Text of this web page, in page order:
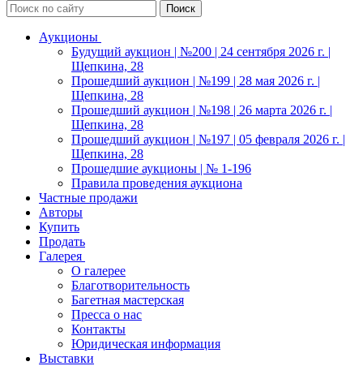
Аукционы
Будущий аукцион | №200 | 24 сентября 2026 г. |
Щепкина, 28
Прошедший аукцион | №199 | 28 мая 2026 г. |
Щепкина, 28
Прошедший аукцион | №198 | 26 марта 2026 г. |
Щепкина, 28
Прошедший аукцион | №197 | 05 февраля 2026 г. |
Щепкина, 28
Прошедшие аукционы | № 1-196
Правила проведения аукциона
Частные продажи
Авторы
Купить
Продать
Галерея
О галерее
Благотворительность
Багетная мастерская
Пресса о нас
Контакты
Юридическая информация
Выставки